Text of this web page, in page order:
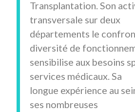
Transplantation. Son
transversale sur deux
départements le
diversité de
sensibilise aux besoins
services médicaux. Sa
longue expérience au
ses nombreuses